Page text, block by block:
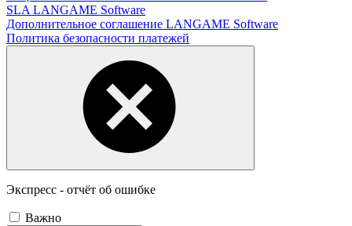
SLA LANGAME Software
Дополнительное соглашение LANGAME Software
Политика безопасности платежей
Экспресс - отчёт об ошибке
Важно